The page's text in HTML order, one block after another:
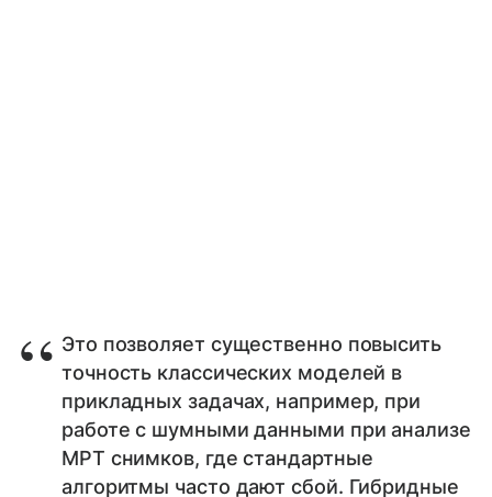
Это позволяет существенно повысить
точность классических моделей в
прикладных задачах, например, при
работе с шумными данными при анализе
МРТ снимков, где стандартные
алгоритмы часто дают сбой. Гибридные